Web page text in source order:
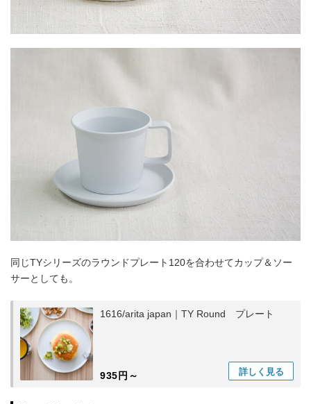
同じTYシリーズのラウンドプレート120を合わせてカップ＆ソー
サーとしても。
1616/arita japan｜TY Round プレート
935円～ 詳しく 見る